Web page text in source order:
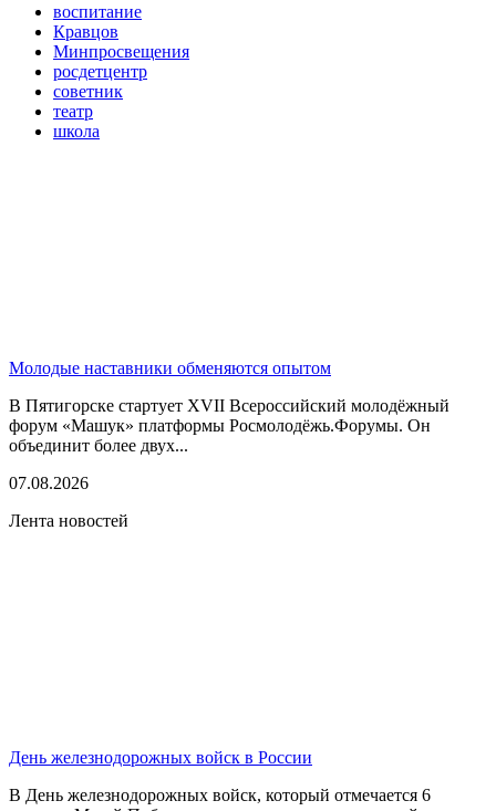
воспитание
Кравцов
Минпросвещения
росдетцентр
советник
театр
школа
Молодые наставники обменяются опытом
В Пятигорске стартует XVII Всероссийский молодёжный
форум «Машук» платформы Росмолодёжь.Форумы. Он
объединит более двух...
07.08.2026
Лента новостей
День железнодорожных войск в России
В День железнодорожных войск, который отмечается 6